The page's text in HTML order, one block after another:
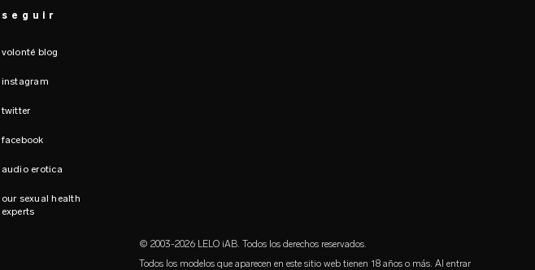
seguir
volonté blog
instagram
twitter
facebook
audio erotica
our sexual health
experts
© 2003-2026 LELO iAB. Todos los derechos reservados.
Todos los modelos que aparecen en este sitio web tienen 18 años o más. Al entrar